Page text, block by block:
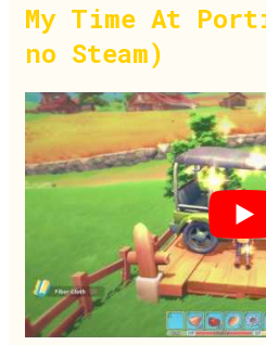
My Time At
no Steam)